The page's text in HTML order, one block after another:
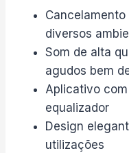
diversos
Som de alta
agudos bem
Aplicativo
equalizador
Design
utilizações